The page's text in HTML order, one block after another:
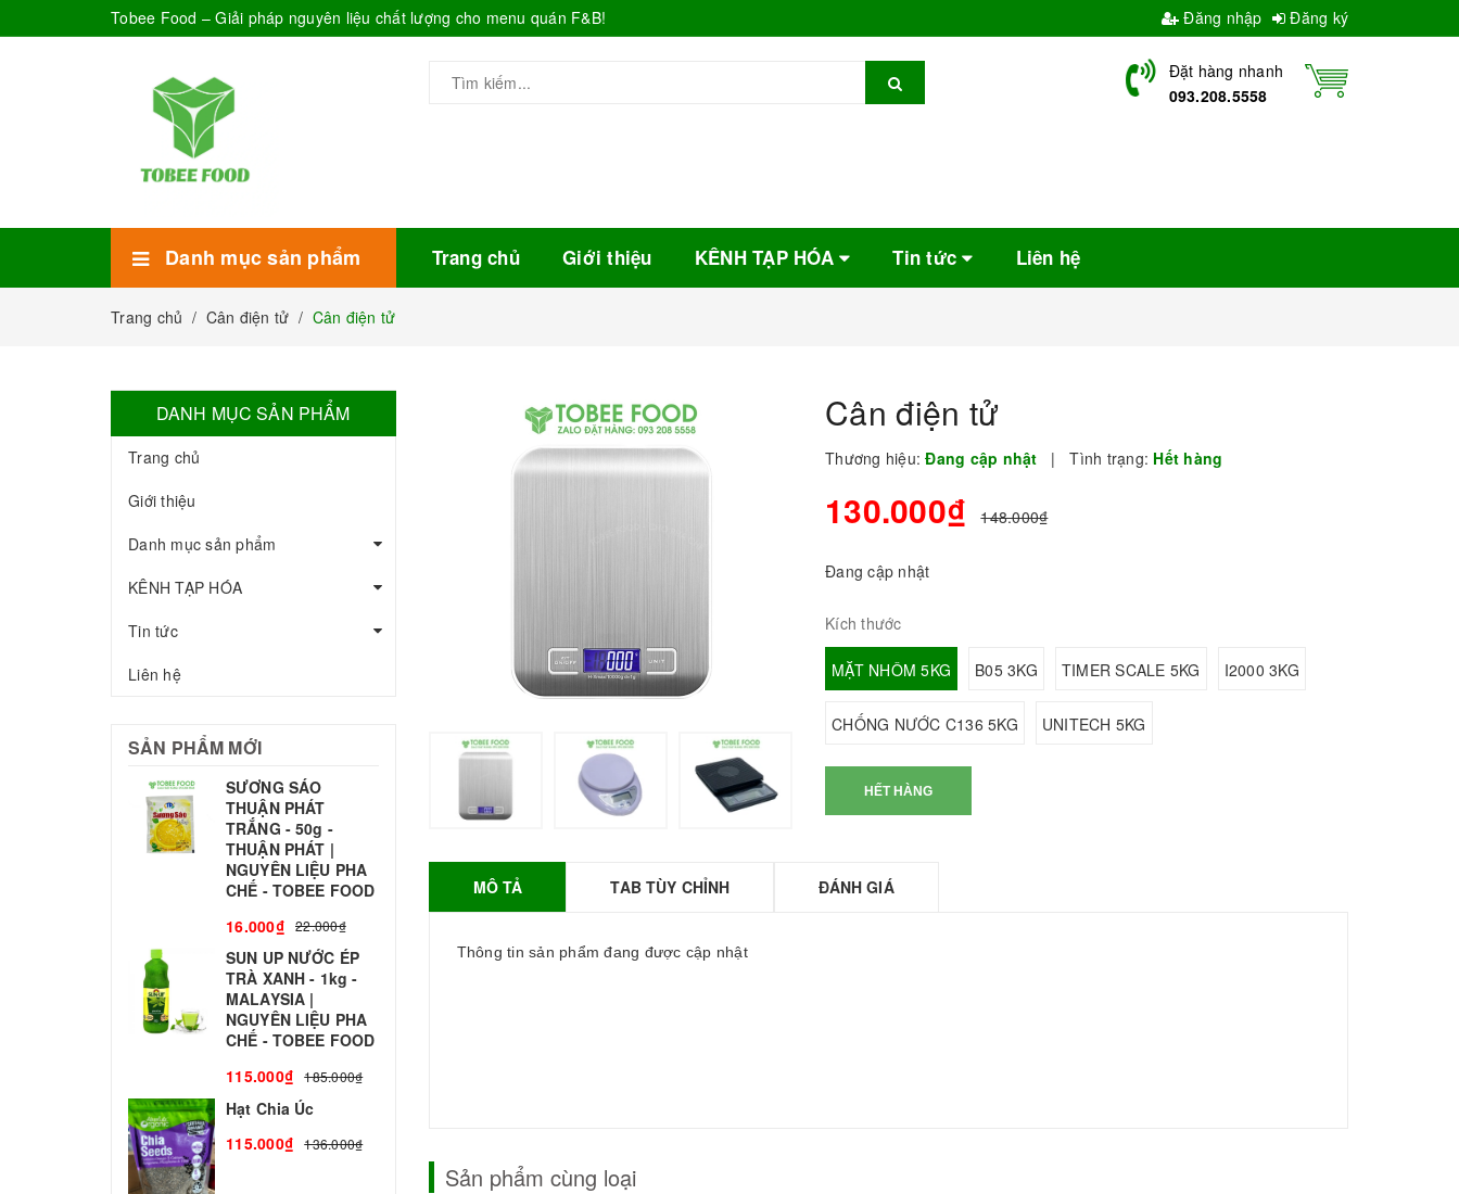
Tobee Food – Giải pháp nguyên liệu chất lượng cho menu quán F&B! Đăng nhập Đăng ký
Đặt hàng nhanh
093.208.5558
Danh mục sản phẩm Trang chủ Giới thiệu KÊNH TẠP HÓA Tin tức Liên hệ
Trang chủ / Cân điện tử / Cân điện tử
Cân điện tử
Thương hiệu: Đang cập nhật | Tình trạng: Hết hàng
130.000₫ 148.000₫
Đang cập nhật
Kích thước
MẶT NHÔM 5KG B05 3KG TIMER SCALE 5KG I2000 3KG
CHỐNG NƯỚC C136 5KG UNITECH 5KG
HẾT HÀNG
MÔ TẢ TAB TÙY CHỈNH ĐÁNH GIÁ
Thông tin sản phẩm đang được cập nhật
Sản phẩm cùng loại
DANH MỤC SẢN PHẨM
Trang chủ
Giới thiệu
Danh mục sản phẩm
KÊNH TẠP HÓA
Tin tức
Liên hệ
SẢN PHẨM MỚI
SƯƠNG SÁO
THUẬN PHÁT
TRẮNG - 50g -
THUẬN PHÁT |
NGUYÊN LIỆU PHA
CHẾ - TOBEE FOOD
16.000₫ 22.000₫
SUN UP NƯỚC ÉP
TRÀ XANH - 1kg -
MALAYSIA |
NGUYÊN LIỆU PHA
CHẾ - TOBEE FOOD
115.000₫
185.000₫
Hạt Chia Úc
115.000₫
136.000₫
BỘT SỮA TOBEE
THANH VỊ - 300g -
TOBEE FOOD | Bột
TOBEE FOOD
BIỆT 50G - ROYAL I